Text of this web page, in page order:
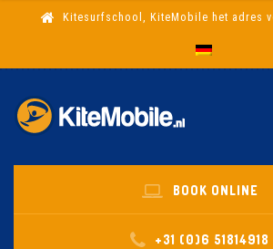
Kitesurfschool, KiteMobile het adres
BOOK ONLINE
+31 (0)6 51814918